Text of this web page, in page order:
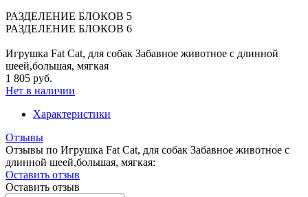
РАЗДЕЛЕНИЕ БЛОКОВ 5
РАЗДЕЛЕНИЕ БЛОКОВ 6
Игрушка Fat Cat, для собак Забавное животное с длинной
шеей,большая, мягкая
1 805 руб.
Нет в наличии
Характеристики
Отзывы
Отзывы по Игрушка Fat Cat, для собак Забавное животное с
длинной шеей,большая, мягкая:
Оставить отзыв
Оставить отзыв